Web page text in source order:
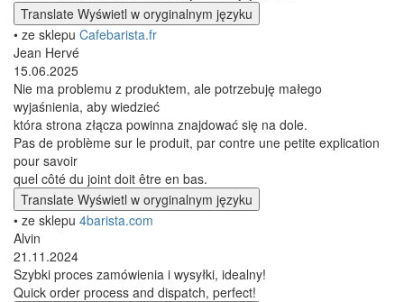
Translate Wyświetl w oryginalnym języku
• ze sklepu Cafebarista.fr
Jean Hervé
15.06.2025
Nie ma problemu z produktem, ale potrzebuję małego
wyjaśnienia, aby wiedzieć
która strona złącza powinna znajdować się na dole.
Pas de problème sur le produit, par contre une petite explication
pour savoir
quel côté du joint doit être en bas.
Translate Wyświetl w oryginalnym języku
• ze sklepu 4barista.com
Alvin
21.11.2024
Szybki proces zamówienia i wysyłki, idealny!
Quick order process and dispatch, perfect!